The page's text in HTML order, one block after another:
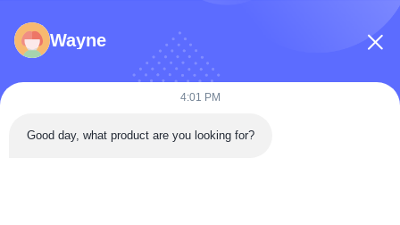
ईसीयू नियंत्रक
खुदाई मशीन की मॉनिटर स्क्रीन
हाइड्रोलिक सिलेंडर assy
Wayne
4:01 PM
Good day, what product are you looking for?